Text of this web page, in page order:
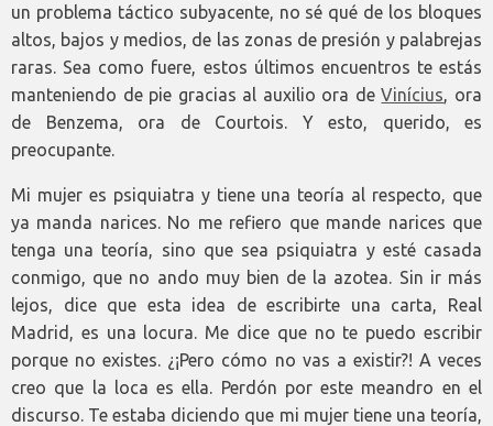
un problema táctico subyacente, no sé qué de los bloques
altos, bajos y medios, de las zonas de presión y palabrejas
raras. Sea como fuere, estos últimos encuentros te estás
manteniendo de pie gracias al auxilio ora deVinícius , ora
de Benzema, ora de Courtois. Y esto, querido, es
preocupante.
Mi mujer es psiquiatra y tiene una teoría al respecto, que
ya manda narices. No me refiero que mande narices que
tenga una teoría, sino que sea psiquiatra y esté casada
conmigo, que no ando muy bien de la azotea. Sin ir más
lejos, dice que esta idea de escribirte una carta, Real
Madrid, es una locura. Me dice que no te puedo escribir
porque no existes. ¿¡Pero cómo no vas a existir?! A veces
creo que la loca es ella. Perdón por este meandro en el
discurso. Te estaba diciendo que mi mujer tiene una teoría,